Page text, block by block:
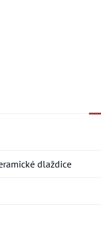
dlaždice